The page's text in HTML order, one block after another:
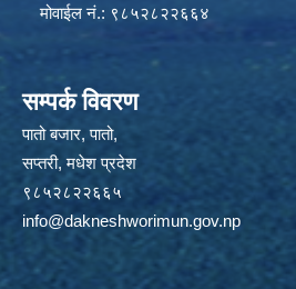
मोवाईल नं.: ९८५२८२२६६४
सम्पर्क विवरण
पातो बजार, पातो,
सप्तरी, मधेश प्रदेश
९८५२८२२६६५
info@dakneshworimun.gov.np